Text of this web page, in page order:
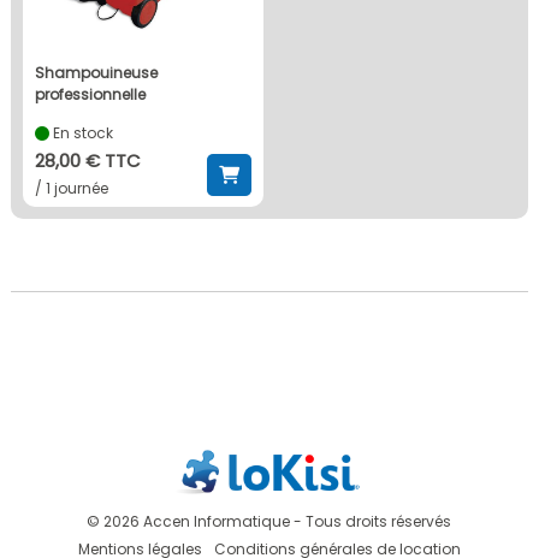
shampouineuse
professionnelle
En stock
28,00 € TTC
/ 1 journée
© 2026 Accen Informatique - Tous droits réservés
Mentions légales
Conditions générales de location